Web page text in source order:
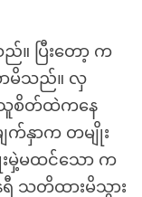
။ ပြီးတော့ က
ာမိသည်။ လှ
သူစိတ်ထဲကနေ
က်နှာက တမျိုး
းမှဲ့မထင်သော က
သတိထားမိသွား